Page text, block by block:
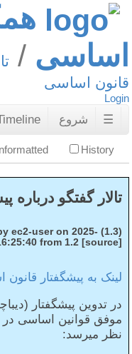
اساسی
قانون اساسی
Login
☰ شروع
History
تالار گفتگو
ec2-user on 2025-
from 1.2 [source]
لینک به پیشگفتار
در تدوین پیشگفتار
موفق قوانین اساسی
نظر میرسد: